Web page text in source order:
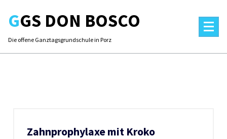
contentGGS DON BOSCO
Die offene Ganztagsgrundschule in Porz
Zahnprophylaxe mit Kroko